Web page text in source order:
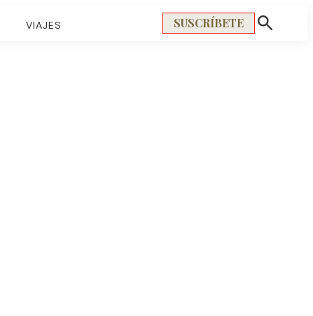
VIAJES SUSCRÍBETE
Mostrar